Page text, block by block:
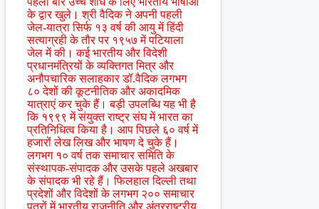
के द्वार खुले। श्री वैदिक ने अपनी पहली
जेल-यात्रा सिर्फ १३ वर्ष की आयु में हिंदी
सत्याग्रही के तौर पर १९५७ में पटियाला
जेल में की। कई भारतीय और विदेशी
प्रधानमंत्रियों के व्यक्तिगत मित्र और
अनौपचारिक सलाहकार डॉ.वैदिक लगभग
८० देशों की कूटनीतिक और अकादमिक
यात्राएं कर चुके हैं। बड़ी उपलब्धि यह भी है
कि १९९९ में संयुक्त राष्ट्र संघ में भारत का
प्रतिनिधित्व किया है। आप पिछले ६० वर्ष में
हजारों लेख लिख और भाषण दे चुके हैं।
लगभग १० वर्ष तक समाचार समिति के
संस्थापक-संपादक और उसके पहले अखबार
के संपादक भी रहे हैं। फिलहाल दिल्ली तथा
प्रदेशों और विदेशों के लगभग २०० समाचार